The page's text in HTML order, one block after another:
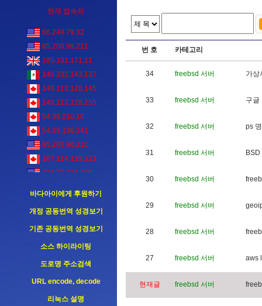
현재 접속자
66.249.79.32
85.208.96.211
185.191.171.11
149.232.143.137
148.113.128.145
148.113.128.255
54.39.210.10
54.39.136.241
85.208.96.210
167.114.139.223
216.73.216.109
바다아이에게 후원하기
개정 공동번역 성경보기
기존 공동번역 성경보기
소스 하이라이팅
도로명 주소검색
URL encode, decode
리눅스 설명
번 호 카테고리
34 freebsd 서버 가상
33 freebsd 서버 구글
32 freebsd 서버 ps 명
31 freebsd 서버 BSD
30 freebsd 서버 freeb
29 freebsd 서버 geoi
28 freebsd 서버 freeb
27 freebsd 서버 aws
현재글 freebsd 서버 freeb